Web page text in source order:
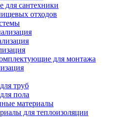
сантехники
отходов
для монтажа
труб
пола
материалы
для теплоизоляции